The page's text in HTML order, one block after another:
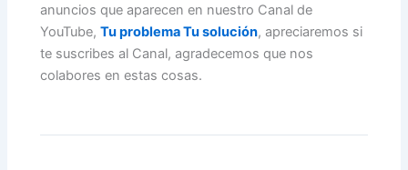
anuncios que aparecen en nuestro Canal de
YouTube,Tu problema Tu solución, apreciaremos si
te suscribes al Canal, agradecemos que nos
colabores en estas cosas.